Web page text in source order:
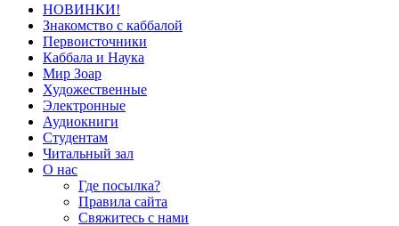
НОВИНКИ!
Знакомство с каббалой
Первоисточники
Каббала и Наука
Мир Зоар
Художественные
Электронные
Аудиокниги
Студентам
Читальный зал
О нас
Где посылка?
Правила сайта
Свяжитесь с нами